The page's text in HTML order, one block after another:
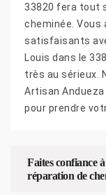
33820 fera tout
cheminée.
satisfaisants
Louis dans le
très au sérieux.
Artisan Andueza
pour prendre
Faites confiance
réparation de